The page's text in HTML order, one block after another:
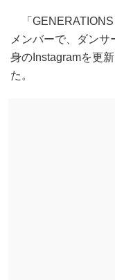
「GENERATIONS
メンバーで、ダン
身のInstagramを更
た。